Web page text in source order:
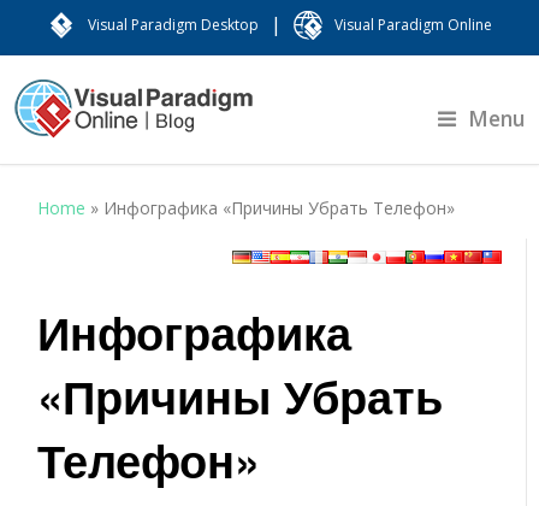
Visual Paradigm Desktop | Visual Paradigm Online
Menu
Home » Инфографика «Причины Убрать Телефон»
Инфографика
«Причины Убрать
Телефон»